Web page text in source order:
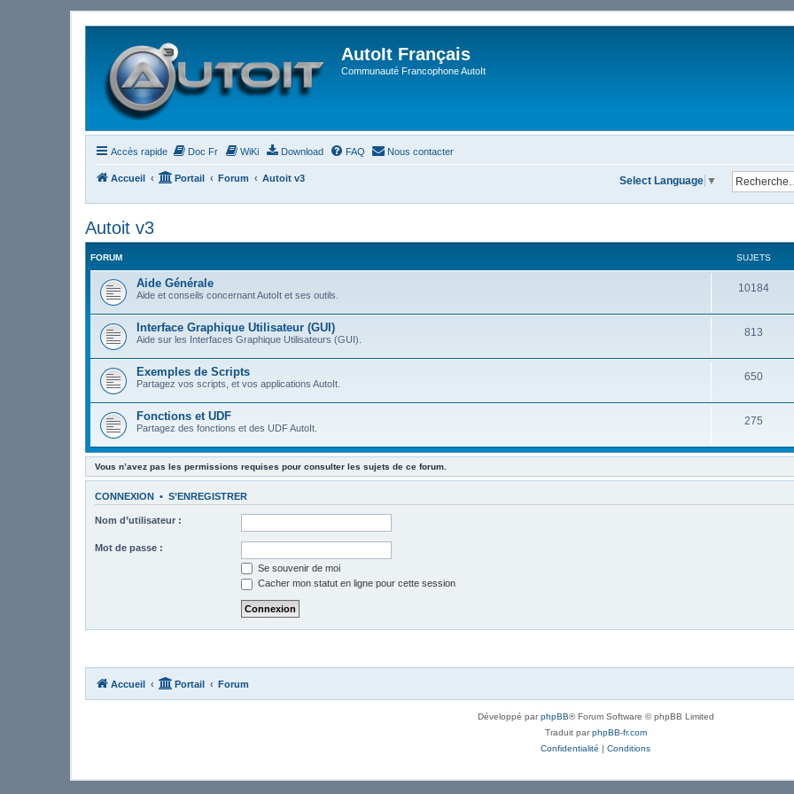
AutoIt Français
Communauté Francophone AutoIt
Accès rapide Doc Fr WiKi Download FAQ Nous contacter
Accueil Portail Forum Autoit v3 Select Language ▼
Autoit v3
FORUM SUJETS
Aide Générale
Aide et conseils concernant AutoIt et ses outils.
10184
Interface Graphique Utilisateur (GUI)
Aide sur les Interfaces Graphique Utilisateurs (GUI).
813
Exemples de Scripts
Partagez vos scripts, et vos applications AutoIt.
650
Fonctions et UDF
Partagez des fonctions et des UDF AutoIt.
275
Vous n’avez pas les permissions requises pour consulter les sujets de ce forum.
CONNEXION • S’ENREGISTRER
Nom d’utilisateur :
Mot de passe :
Se souvenir de moi
Cacher mon statut en ligne pour cette session
Accueil Portail Forum
Développé parphpBB® Forum Software © phpBB Limited
Traduit parphpBB-fr.com
Confidentialité | Conditions